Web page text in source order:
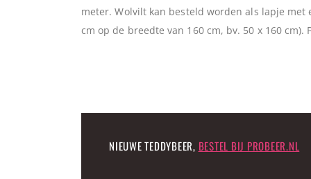
meter. Wolvilt kan besteld worden als lapje met
cm op de breedte van 160 cm, bv. 50 x 160
NIEUWE TEDDYBEER, BESTEL BIJ PROBEER.NL